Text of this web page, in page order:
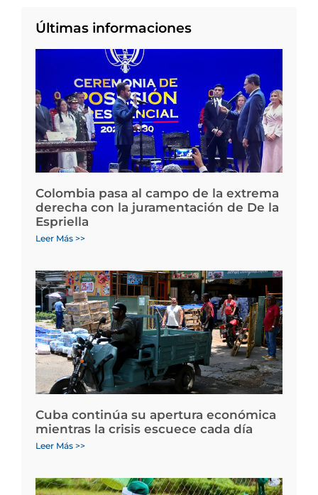
Últimas informaciones
Colombia pasa al campo de la extrema
derecha con la juramentación de De la
Espriella
Leer Más >>
Cuba continúa su apertura económica
mientras la crisis escuece cada día
Leer Más >>